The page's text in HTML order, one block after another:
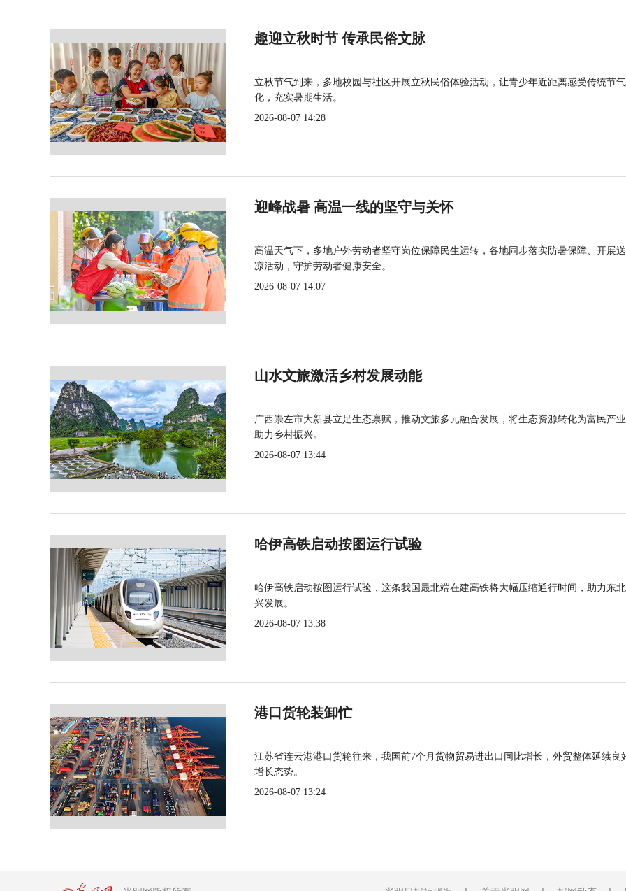
趣迎立秋时节 传承民俗文脉
立秋节气到来，多地校园与社区开展立秋民俗体验活动，让青少年近距离感受传统节
化，充实暑期生活。
2026-08-07 14:28
迎峰战暑 高温一线的坚守与关怀
高温天气下，多地户外劳动者坚守岗位保障民生运转，各地同步落实防暑保障、开展
凉活动，守护劳动者健康安全。
2026-08-07 14:07
山水文旅激活乡村发展动能
广西崇左市大新县立足生态禀赋，推动文旅多元融合发展，将生态资源转化为富民产
助力乡村振兴。
2026-08-07 13:44
哈伊高铁启动按图运行试验
哈伊高铁启动按图运行试验，这条我国最北端在建高铁将大幅压缩通行时间，助力东
兴发展。
2026-08-07 13:38
港口货轮装卸忙
江苏省连云港港口货轮往来，我国前7个月货物贸易进出口同比增长，外贸整体延续良
增长态势。
2026-08-07 13:24